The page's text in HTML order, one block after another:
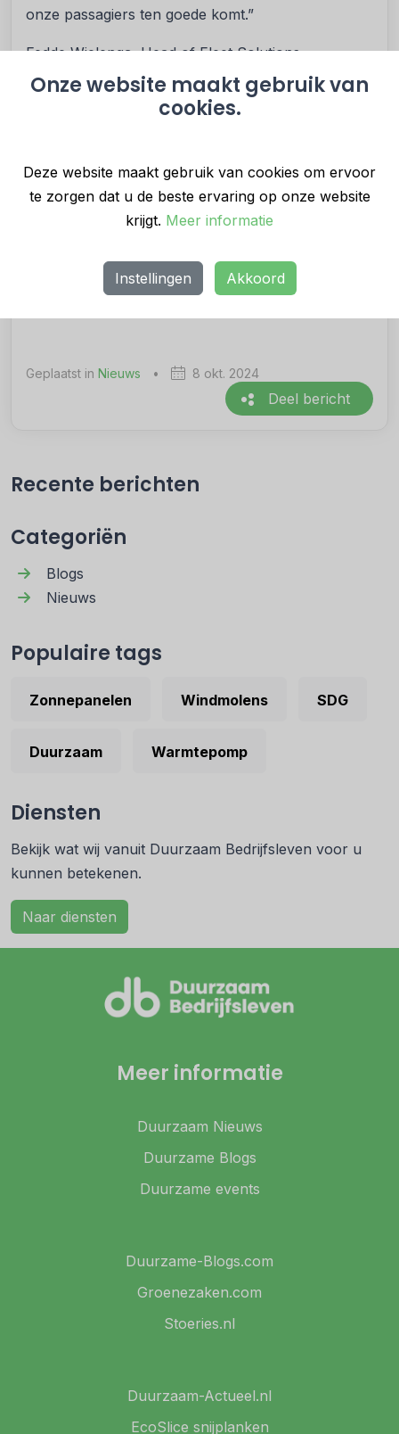
Onze website maakt gebruik van
cookies.
Deze website maakt gebruik van cookies om ervoor
te zorgen dat u de beste ervaring op onze website
krijgt. Meer informatie
Instellingen Akkoord
onze passagiers ten goede komt.”
Fedde Wielenga, Head of Fleet Solutions –
Netherlands bij Shell: “Met Uber als partner zetten
we een belangrijke stap in het toegankelijker
aantrekkelijk en praktisch te maken voor
chauffeurs die dagelijks de weg op moeten.
Nederland is de eerste markt in deze regio waar
dat dit model ook in andere landen succesvol zal
Geplaatst in Nieuws • 8 okt. 2024
Deel bericht
Recente berichten
Categoriën
Blogs
Nieuws
Populaire tags
Zonnepanelen Windmolens SDG
Duurzaam Warmtepomp
Diensten
Bekijk wat wij vanuit Duurzaam Bedrijfsleven voor u
kunnen betekenen.
Naar diensten
Meer informatie
Duurzaam Nieuws
Duurzame Blogs
Duurzame events
Duurzame-Blogs.com
Groenezaken.com
Stoeries.nl
Duurzaam-Actueel.nl
EcoSlice snijplanken